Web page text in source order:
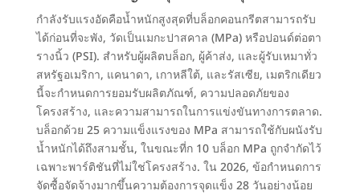
กำลังรับแรงอัดคือน้ำหนักสูงสุดที่บล็อกคอนกรีตสามารถรับ
ได้ก่อนที่จะพัง, วัดเป็นเมกะปาสคาล (MPa) หรือปอนด์ต่อตา
รางนิ้ว (PSI). สำหรับผู้ผลิตบล็อก, ผู้ค้าส่ง, และผู้รับเหมาทั่ว
สหรัฐอเมริกา, แคนาดา, เกาหลีใต้, และรัสเซีย, เมตริกเดียว
นี้จะกำหนดการยอมรับผลิตภัณฑ์, ความปลอดภัยของ
โครงสร้าง, และความสามารถในการแข่งขันทางการตลาด.
บล็อกด้วย 25 ความแข็งแรงของ MPa สามารถใช้กับผนังรับ
น้ำหนักได้ถึงสามชั้น, ในขณะที่ก10บล็อก MPa ถูกจำกัดไว้
เฉพาะพาร์ติชันที่ไม่ใช่โครงสร้าง. ใน 2026, ข้อกำหนดการ
จัดซื้อจัดจ้างมากขึ้นความต้องการจุดแข็ง 28 วันอย่างน้อย